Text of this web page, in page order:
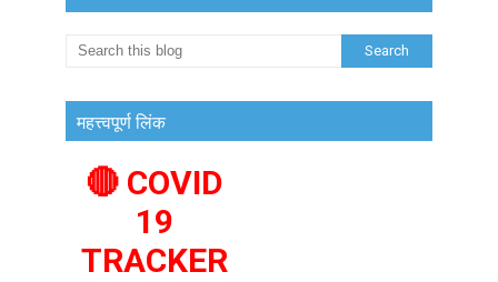
महत्त्वपूर्ण लिंक
🔴 COVID
19
TRACKER